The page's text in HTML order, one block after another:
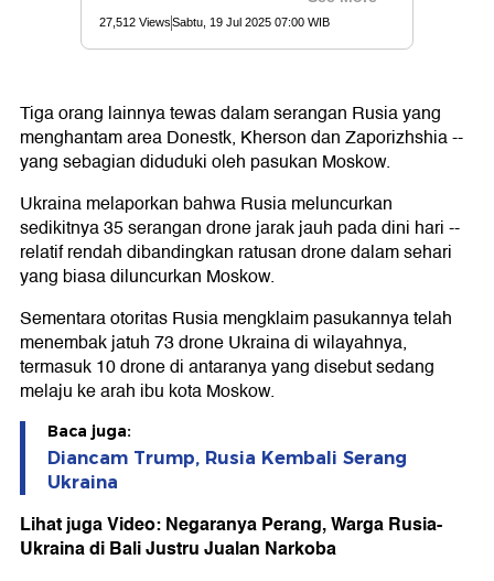
Tiga orang lainnya tewas dalam serangan Rusia yang
menghantam area Donestk, Kherson dan Zaporizhshia --
yang sebagian diduduki oleh pasukan Moskow.
Ukraina melaporkan bahwa Rusia meluncurkan
sedikitnya 35 serangan drone jarak jauh pada dini hari --
relatif rendah dibandingkan ratusan drone dalam sehari
yang biasa diluncurkan Moskow.
Sementara otoritas Rusia mengklaim pasukannya telah
menembak jatuh 73 drone Ukraina di wilayahnya,
termasuk 10 drone di antaranya yang disebut sedang
melaju ke arah ibu kota Moskow.
Baca juga:
Diancam Trump, Rusia Kembali Serang
Ukraina
Lihat juga Video: Negaranya Perang, Warga Rusia-
Ukraina di Bali Justru Jualan Narkoba